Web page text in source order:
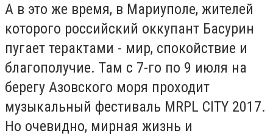
А в это же время, в Мариуполе, жителей
которого российский оккупант Басурин
пугает терактами - мир, спокойствие и
благополучие. Там с 7-го по 9 июля на
берегу Азовского моря проходит
музыкальный фестиваль MRPL CITY 2017.
Но очевидно, мирная жизнь и